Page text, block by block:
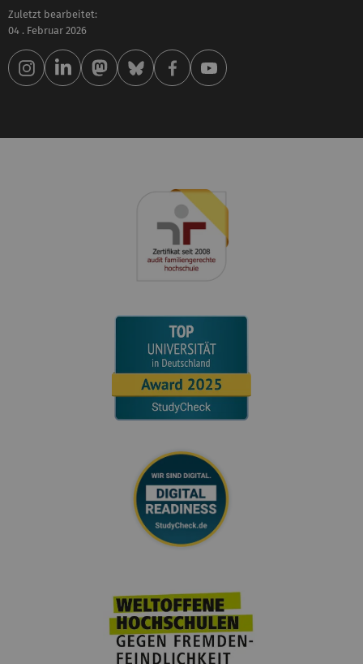
Zuletzt bearbeitet:
04 . Februar 2026